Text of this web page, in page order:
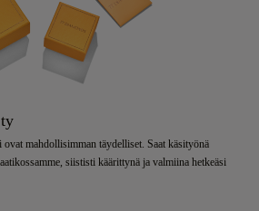
mahdollisimman täydelliset. Saat käsityönä
siististi käärittynä ja valmiina hetkeäsi